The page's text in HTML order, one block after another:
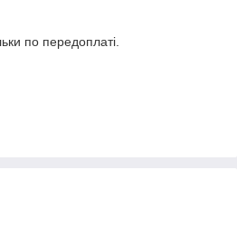
по передоплаті.